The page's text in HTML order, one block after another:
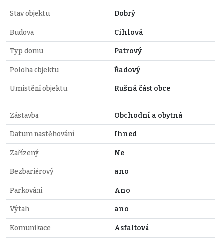
Stav objektu Dobrý
Budova Cihlová
Typ domu Patrový
Poloha objektu Řadový
Umístění objektu Rušná část obce
Zástavba Obchodní a obytná
Datum nastěhování Ihned
Zařízený Ne
Bezbariérový ano
Parkování Ano
Výtah ano
Komunikace Asfaltová